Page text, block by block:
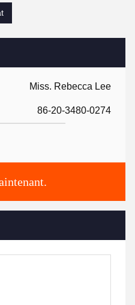
Miss. Rebecca Lee
86-20-3480-0274